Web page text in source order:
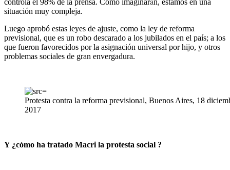
controla el 98% de la prensa. Como imaginar n, estamos en una
situación muy compleja.
Luego aprobó estas leyes de ajuste, como la ley de reforma
previsional, que es un robo descarado a los jubilados en el país; a los
que fueron favorecidos por la asignación universal por hijo, y otros
problemas sociales de gran envergadura.
Protesta contra la reforma previsional, Buenos Aires, 18
2017
Y ¿cómo ha tratado Macri la protesta social ?